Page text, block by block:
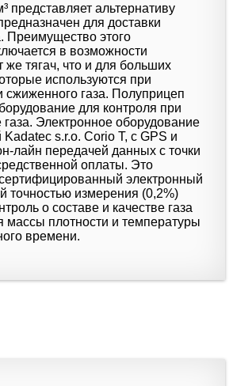
представляет альтернативу
для доставки
Преимущество этого
в возможности
же тягач, что и для больших
используются при
сжиженного газа. Полуприцеп
для контроля при
газа. Электронное оборудование
s.r.o. Corio Т, с GPS и
лайн передачей данных с точки
оплаты. Это
электронный
точностью измерения (0,2%)
о составе и качестве газа
массы плотности и температуры
времени.